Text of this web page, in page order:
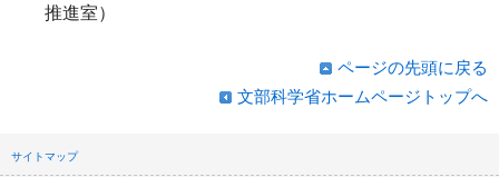
推進室）
ページの先頭に戻る
文部科学省ホームページトップへ
サイトマップ